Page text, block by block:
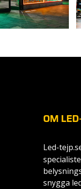
OM
Led-
snygga